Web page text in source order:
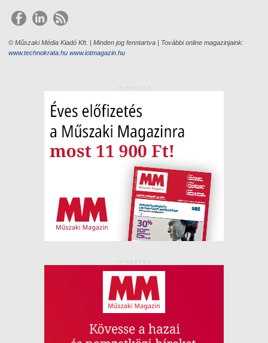
© Műszaki Média Kiadó Kft. | Minden jog fenntartva | További online magazinjaink:
www.technokrata.hu www.iotmagazin.hu
HIRDETÉS
HIRDETÉS